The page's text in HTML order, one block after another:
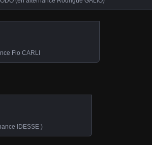
Flo CARLI
IDESSE )